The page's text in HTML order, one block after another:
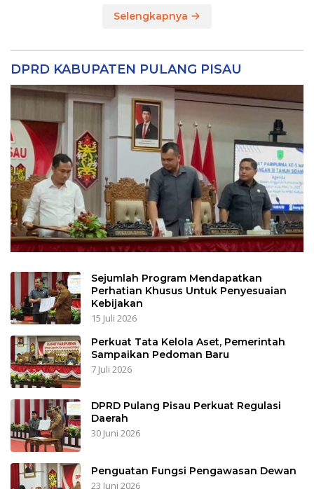
Selengkapnya
DPRD KABUPATEN PULANG PISAU
Sejumlah Program Mendapatkan
Perhatian Khusus Untuk Penyesuaian
Kebijakan
15 Juli 2026
Perkuat Tata Kelola Aset, Pemerintah
Sampaikan Pedoman Baru
7 Juli 2026
DPRD Pulang Pisau Perkuat Regulasi
Daerah
30 Juni 2026
Penguatan Fungsi Pengawasan Dewan
23 Juni 2026